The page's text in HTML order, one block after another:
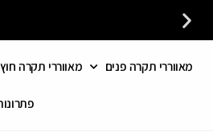
לקבלת ייעוץ חינם חייגו עכשיו - 058-7401300
מאווררי תקרה פנים מאווררי תקרה חוץ